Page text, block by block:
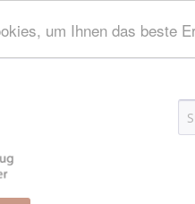
um Ihnen das beste